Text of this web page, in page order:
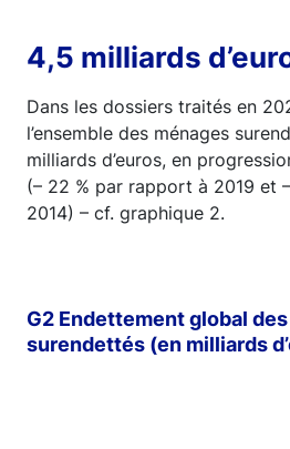
4,5 milliards
Dans les dossiers traités en
l’ensemble des ménages
milliards d’euros, en
(– 22 % par rapport à 2019 et
2014) – cf. graphique 2.
G2 Endettement global
surendettés (en milliards